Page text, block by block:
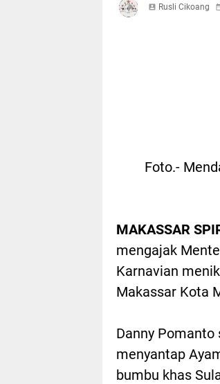
Rusli Cikoang
Foto.-
MAKASSAR
mengajak
Karnavian
Makassar Kota
Danny
menyantap
bumbu khas